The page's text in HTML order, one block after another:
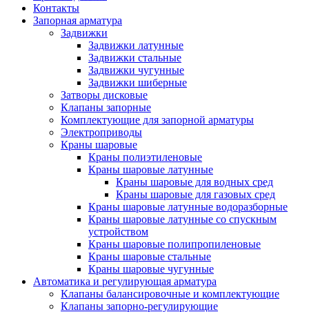
Контакты
Запорная арматура
Задвижки
Задвижки латунные
Задвижки стальные
Задвижки чугунные
Задвижки шиберные
Затворы дисковые
Клапаны запорные
Комплектующие для запорной арматуры
Электроприводы
Краны шаровые
Краны полиэтиленовые
Краны шаровые латунные
Краны шаровые для водных сред
Краны шаровые для газовых сред
Краны шаровые латунные водоразборные
Краны шаровые латунные со спускным
устройством
Краны шаровые полипропиленовые
Краны шаровые стальные
Краны шаровые чугунные
Автоматика и регулирующая арматура
Клапаны балансировочные и комплектующие
Клапаны запорно-регулирующие